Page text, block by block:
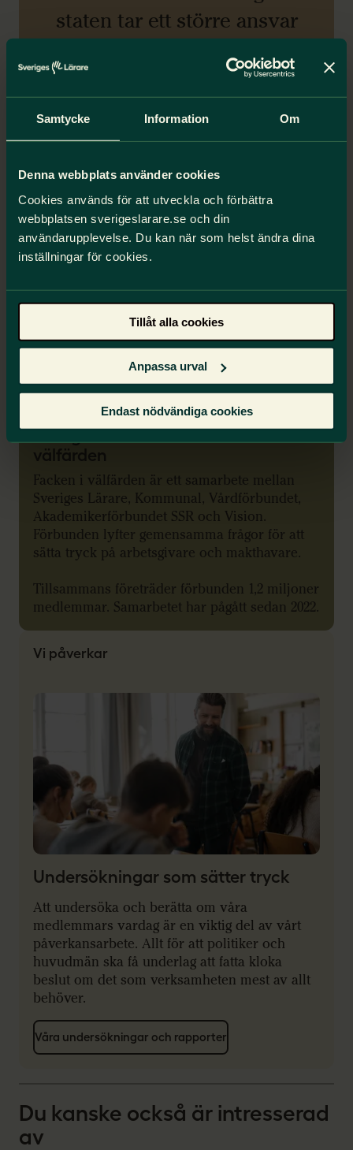
Samtycke Information Om
Denna webbplats använder cookies
Cookies används för att utveckla och förbättra
webbplatsen sverigeslarare.se och din
användarupplevelse. Du kan när som helst ändra dina
inställningar för cookies.
Tillåt alla cookies
Anpassa urval
Endast nödvändiga cookies
staten tar ett större ansvar
Förbundsordförande, Sveriges Lärare
Debattartikel
Välfärden kan bara räddas om staten
garanterar en långsiktig finansiering
Nyhetsartikel
Aftonbladet: Larmet – Alla har
urholkat välfärden
Debattartikel
Facken i välfärden är ett samarbete mellan
Sveriges Lärare, Kommunal, Vårdförbundet,
Akademikerförbundet SSR och Vision.
Förbunden lyfter gemensamma frågor för att
sätta tryck på arbetsgivare och makthavare.
Tillsammans företräder förbunden 1,2 miljoner
medlemmar. Samarbetet har pågått sedan 2022.
Vi påverkar
Undersökningar som sätter tryck
Att undersöka och berätta om våra
medlemmars vardag är en viktig del av vårt
påverkansarbete. Allt för att politiker och
huvudmän ska få underlag att fatta kloka
beslut om det som verksamheten mest av allt
behöver.
Våra undersökningar och rapporter
Du kanske också är intresserad
av